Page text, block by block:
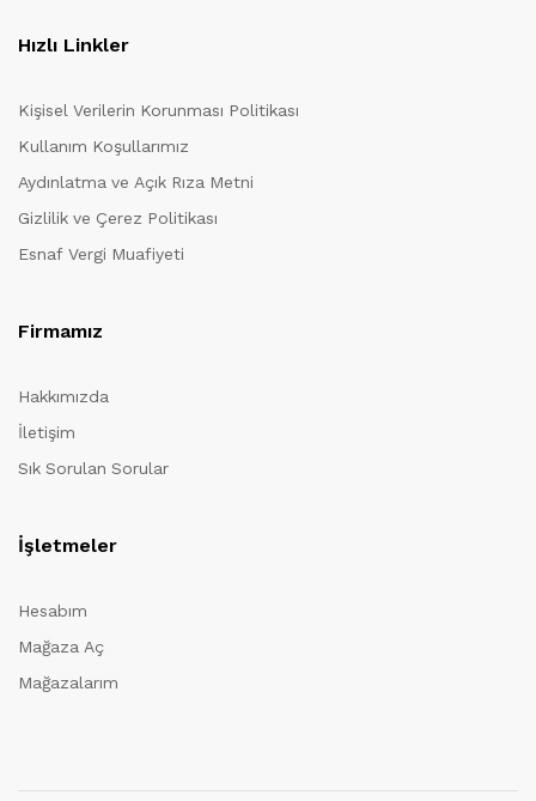
Hızlı Linkler
Kişisel Verilerin Korunması Politikası
Kullanım Koşullarımız
Aydınlatma ve Açık Rıza Metni
Gizlilik ve Çerez Politikası
Esnaf Vergi Muafiyeti
Firmamız
Hakkımızda
İletişim
Sık Sorulan Sorular
İşletmeler
Hesabım
Mağaza Aç
Mağazalarım